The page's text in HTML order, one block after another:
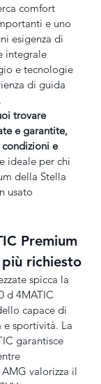
comfort
e uno
esigenza di
integrale
e tecnologie
di guida
trovare
e garantite,
e
ideale per chi
della Stella
usato
Premium
richiesto
spicca la
d 4MATIC
capace di
e sportività. La
garantisce
valorizza il